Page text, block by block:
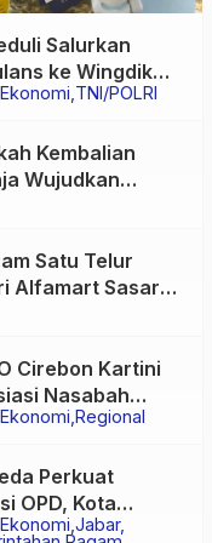
Ekonomi TNI/POLRI
Salurkan
ke Wingdik
Subang,
Masyarakat
Kembalian
Wujudkan
Permanen di
Satu Telur
Alfamart Sasar
Terindikasi
Ekonomi Regional
Cirebon Kartini
Nasabah
dengan
Keuangan
Multiguna Purna
Ekonomi Jabar
Perkuat
OPD, Kota
Bidik Hasil